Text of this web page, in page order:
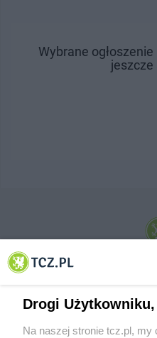
Wybrane
jeszcze
© 2001-2026 Tczew - TCZ.PL Sp. z
Drogi Użytkowniku,
Na naszej stronie tcz.pl, my